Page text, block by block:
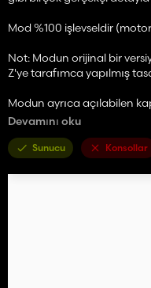
Mod %100 işlevseldir
Not: Modun orijinal bir
Z'ye tarafımca yapılmış
Modun ayrıca açılabilen
- X tuşu -> Ön kapı açma
/!\ ARAÇ KAMYON
ALTINDA /!\
Devamını oku
Sunucu Konsollar